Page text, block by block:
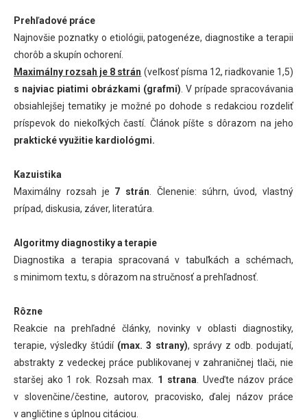
Prehľadové práce
Najnovšie poznatky o etiológii, patogenéze, diagnostike a terapii
chorôb a skupín ochorení.
Maximálny rozsah je 8 strán (veľkosť písma 12, riadkovanie 1,5)
s najviac piatimi obrázkami (grafmi) . V prípade spracovávania
obsiahlejšej tematiky je možné po dohode s redakciou rozdeliť
príspevok do niekoľkých častí. Článok píšte s dôrazom na jeho
praktické využitie kardiológmi.
Kazuistika
Maximálny rozsah je 7 strán . Členenie: súhrn, úvod, vlastný
prípad, diskusia, záver, literatúra.
Algoritmy diagnostiky a terapie
Diagnostika a terapia spracovaná v tabuľkách a schémach,
s minimom textu, s dôrazom na stručnosť a prehľadnosť.
Rôzne
Reakcie na prehľadné články, novinky v oblasti diagnostiky,
terapie, výsledky štúdií(max. 3 strany), správy z odb. podujatí,
abstrakty z vedeckej práce publikovanej v zahraničnej tlači, nie
staršej ako 1 rok. Rozsah max. 1 strana . Uveďte názov práce
v slovenčine/čestine, autorov, pracovisko, ďalej názov práce
v angličtine s úplnou citáciou.